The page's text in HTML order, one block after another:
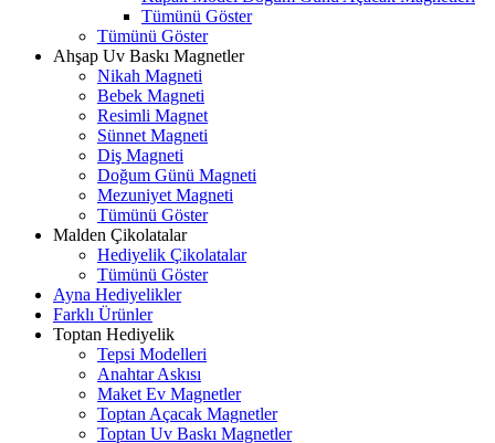
Tümünü Göster
Tümünü Göster
Ahşap Uv Baskı Magnetler
Nikah Magneti
Bebek Magneti
Resimli Magnet
Sünnet Magneti
Diş Magneti
Doğum Günü Magneti
Mezuniyet Magneti
Tümünü Göster
Malden Çikolatalar
Hediyelik Çikolatalar
Tümünü Göster
Ayna Hediyelikler
Farklı Ürünler
Toptan Hediyelik
Tepsi Modelleri
Anahtar Askısı
Maket Ev Magnetler
Toptan Açacak Magnetler
Toptan Uv Baskı Magnetler